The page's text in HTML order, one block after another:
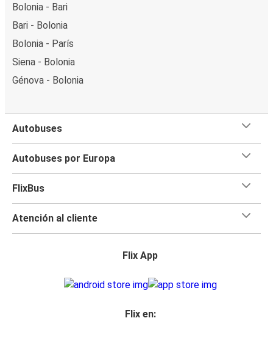
Bolonia - Bari
Bari - Bolonia
Bolonia - París
Siena - Bolonia
Génova - Bolonia
Autobuses
Autobuses por Europa
FlixBus
Atención al cliente
Flix App
Flix en: